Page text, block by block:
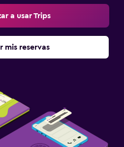
a usar Trips
mis reservas